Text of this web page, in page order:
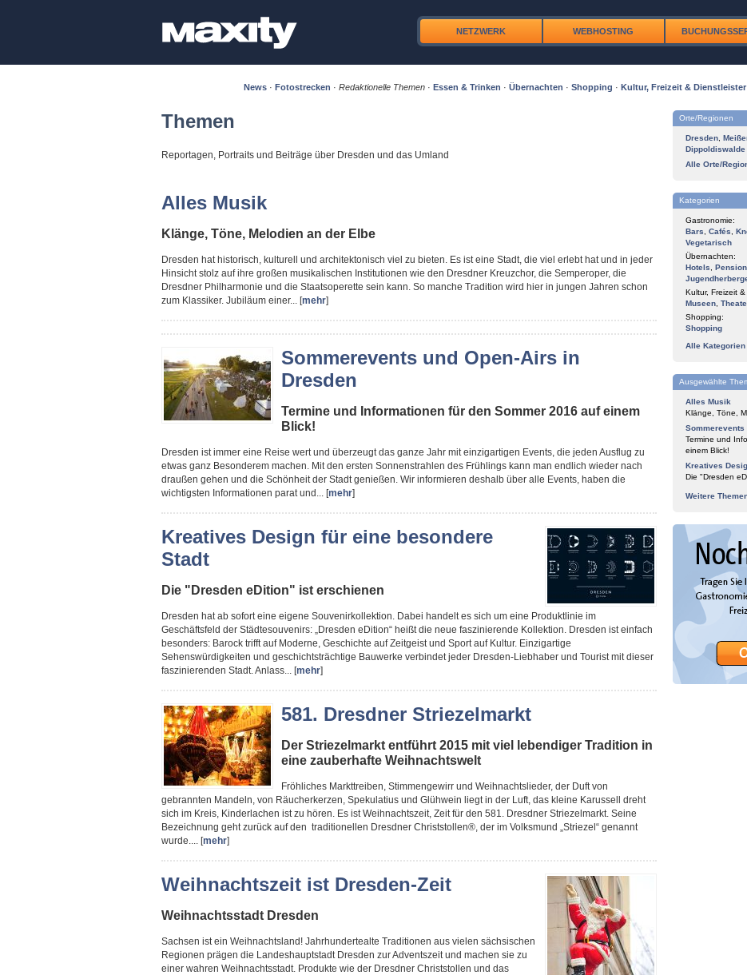
NETZWERK WEBHOSTING
News · Fotostrecken · Redaktionelle Themen · Essen & Trinken · Übernachten · Shopping · Kultur, Freizeit & Dienstleister
Themen
Reportagen, Portraits und Beiträge über Dresden und das Umland
Alles Musik
Klänge, Töne, Melodien an der Elbe
Dresden hat historisch, kulturell und architektonisch viel zu bieten. Es ist eine Stadt, die viel erlebt hat und in jeder
Hinsicht stolz auf ihre großen musikalischen Institutionen wie den Dresdner Kreuzchor, die Semperoper, die
Dresdner Philharmonie und die Staatsoperette sein kann. So manche Tradition wird hier in jungen Jahren schon
zum Klassiker. Jubiläum einer... [mehr]
Sommerevents und Open-Airs in
Dresden
Termine und Informationen für den Sommer 2016 auf einem
Blick!
Dresden ist immer eine Reise wert und überzeugt das ganze Jahr mit einzigartigen Events, die jeden Ausflug zu
etwas ganz Besonderem machen. Mit den ersten Sonnenstrahlen des Frühlings kann man endlich wieder nach
draußen gehen und die Schönheit der Stadt genießen. Wir informieren deshalb über alle Events, haben die
wichtigsten Informationen parat und... [mehr]
Kreatives Design für eine besondere
Stadt
Die "Dresden eDition" ist erschienen
Dresden hat ab sofort eine eigene Souvenirkollektion. Dabei handelt es sich um eine Produktlinie im
Geschäftsfeld der Städtesouvenirs: „Dresden eDition“ heißt die neue faszinierende Kollektion. Dresden ist einfach
besonders: Barock trifft auf Moderne, Geschichte auf Zeitgeist und Sport auf Kultur. Einzigartige
Sehenswürdigkeiten und geschichtsträchtige Bauwerke verbindet jeder Dresden-Liebhaber und Tourist mit dieser
faszinierenden Stadt. Anlass... [mehr]
581. Dresdner Striezelmarkt
Der Striezelmarkt entführt 2015 mit viel lebendiger Tradition in
eine zauberhafte Weihnachtswelt
Fröhliches Markttreiben, Stimmengewirr und Weihnachtslieder, der Duft von
gebrannten Mandeln, von Räucherkerzen, Spekulatius und Glühwein liegt in der Luft, das kleine Karussell dreht
sich im Kreis, Kinderlachen ist zu hören. Es ist Weihnachtszeit, Zeit für den 581. Dresdner Striezelmarkt. Seine
Bezeichnung geht zurück auf den traditionellen Dresdner Christstollen®, der im Volksmund „Striezel“ genannt
wurde.... [mehr]
Weihnachtszeit ist Dresden-Zeit
Weihnachtsstadt Dresden
Sachsen ist ein Weihnachtsland! Jahrhundertealte Traditionen aus vielen sächsischen
Regionen prägen die Landeshauptstadt Dresden zur Adventszeit und machen sie zu
einer wahren Weihnachtsstadt. Produkte wie der Dresdner Christstollen und das
Orte/Regionen
Dresden
Dippoldiswalde
Alle Orte/
Kategorien
Gastronomie:
Bars
Cafés
Vegetarisch
Übernachten:
Hotels
Kultur, Freizeit
Museen
Shopping:
Shopping
Alle
Ausgewählte
Alles Musik
Klänge, Töne,
Sommerevents
Termine und
einem Blick!
Kreatives
Die "Dresden
Weitere